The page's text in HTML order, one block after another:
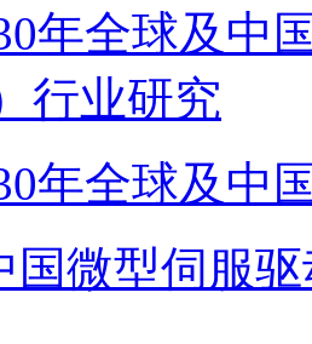
年全球及中
行业研究
年全球及中
国微型伺服